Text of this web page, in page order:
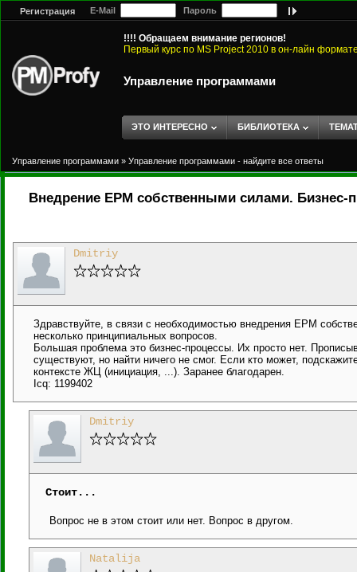
Регистрация E-Mail Пароль
!!!! Обращаем внимание регионов!
Первый курс по MS Project 2010 в он-лайн
Управление программами
ЭТО ИНТЕРЕСНО БИБЛИОТЕКА
Управление программами » Управление программами - найдите все ответы
Внедрение EPM собственными силами. Бизнес-
Dmitriy
Здравствуйте, в связи с необходимостью внедрения EPM
несколько принципиальных вопросов.
Большая проблема это бизнес-процессы. Их просто нет.
существуют, но найти ничего не смог. Если кто может,
контексте ЖЦ (инициация, ...). Заранее благодарен.
Icq: 1199402
Dmitriy
Стоит...
Вопрос не в этом стоит или нет. Вопрос в другом.
Natalija